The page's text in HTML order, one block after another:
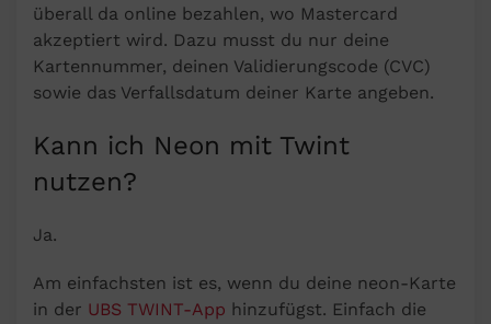
überall da online bezahlen, wo Mastercard
akzeptiert wird. Dazu musst du nur deine
Kartennummer, deinen Validierungscode (CVC)
sowie das Verfallsdatum deiner Karte angeben.
Kann ich Neon mit Twint
nutzen?
Ja.
Am einfachsten ist es, wenn du deine neon-Karte
in der UBS TWINT-App hinzufügst. Einfach die